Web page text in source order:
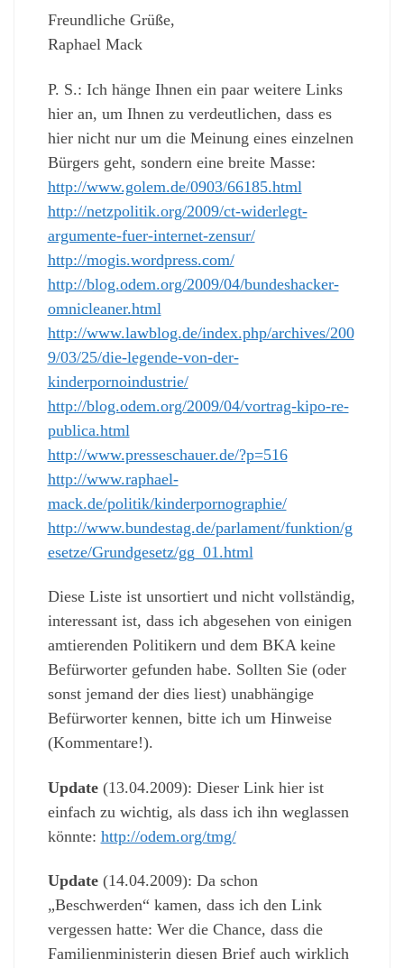
Freundliche Grüße,
Raphael Mack
P. S.: Ich hänge Ihnen ein paar weitere Links
hier an, um Ihnen zu verdeutlichen, dass es
hier nicht nur um die Meinung eines einzelnen
Bürgers geht, sondern eine breite Masse:
http://www.golem.de/0903/66185.html
http://netzpolitik.org/2009/ct-widerlegt-
argumente-fuer-internet-zensur/
http://mogis.wordpress.com/
http://blog.odem.org/2009/04/bundeshacker-
omnicleaner.html
http://www.lawblog.de/index.php/archives/200
9/03/25/die-legende-von-der-
kinderpornoindustrie/
http://blog.odem.org/2009/04/vortrag-kipo-re-
publica.html
http://www.presseschauer.de/?p=516
http://www.raphael-
mack.de/politik/kinderpornographie/
http://www.bundestag.de/parlament/funktion/g
esetze/Grundgesetz/gg_01.html
Diese Liste ist unsortiert und nicht vollständig,
interessant ist, dass ich abgesehen von einigen
amtierenden Politikern und dem BKA keine
Befürworter gefunden habe. Sollten Sie (oder
sonst jemand der dies liest) unabhängige
Befürworter kennen, bitte ich um Hinweise
(Kommentare!).
Update(13.04.2009): Dieser Link hier ist
einfach zu wichtig, als dass ich ihn weglassen
könnte: http://odem.org/tmg/
Update(14.04.2009): Da schon
„Beschwerden“ kamen, dass ich den Link
vergessen hatte: Wer die Chance, dass die
Familienministerin diesen Brief auch wirklich